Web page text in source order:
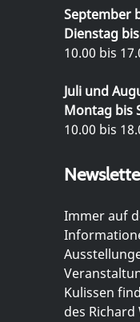
September
Dienstag
10.00 bis
Juli und
Montag bis
10.00 bis
Immer auf
Kulissen
des